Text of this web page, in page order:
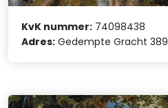
KvK nummer: 74098438
Adres: Gedempte Gracht 389